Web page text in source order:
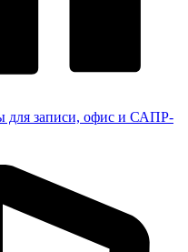
для записи, офис и САПР-